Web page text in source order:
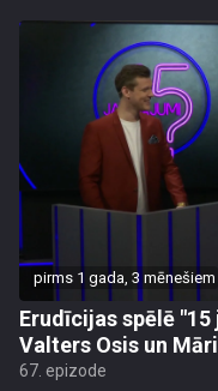
pirms 1 gada, 3 mēnešiem
Erudīcijas spēlē
Valters Osis un
67. epizode